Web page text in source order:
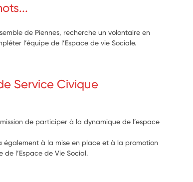
de Piennes, recherche un volontaire en
l’équipe de l’Espace de vie Sociale.
Service Civique
de participer à la dynamique de l’espace
également à la mise en place et à la promotion
de l’Espace de Vie Social.